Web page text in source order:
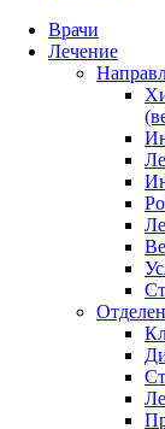
Врачи
Лечение